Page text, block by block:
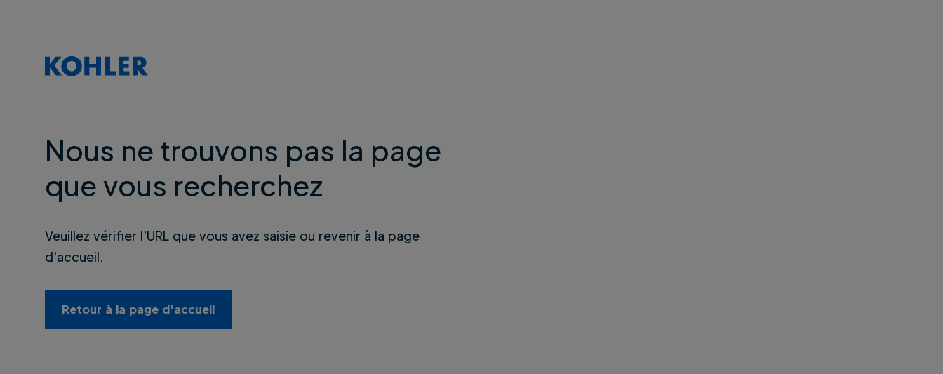
Nous ne trouvons pas la page
que vous recherchez
Veuillez vérifier l'URL que vous avez saisie ou revenir à la page
d'accueil.
Retour à la page d'accueil